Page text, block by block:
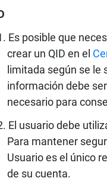
Es posible que
crear un QID en el
limitada según se
información debe
necesario para
El usuario debe
Para mantener
Usuario es el único
de su cuenta.